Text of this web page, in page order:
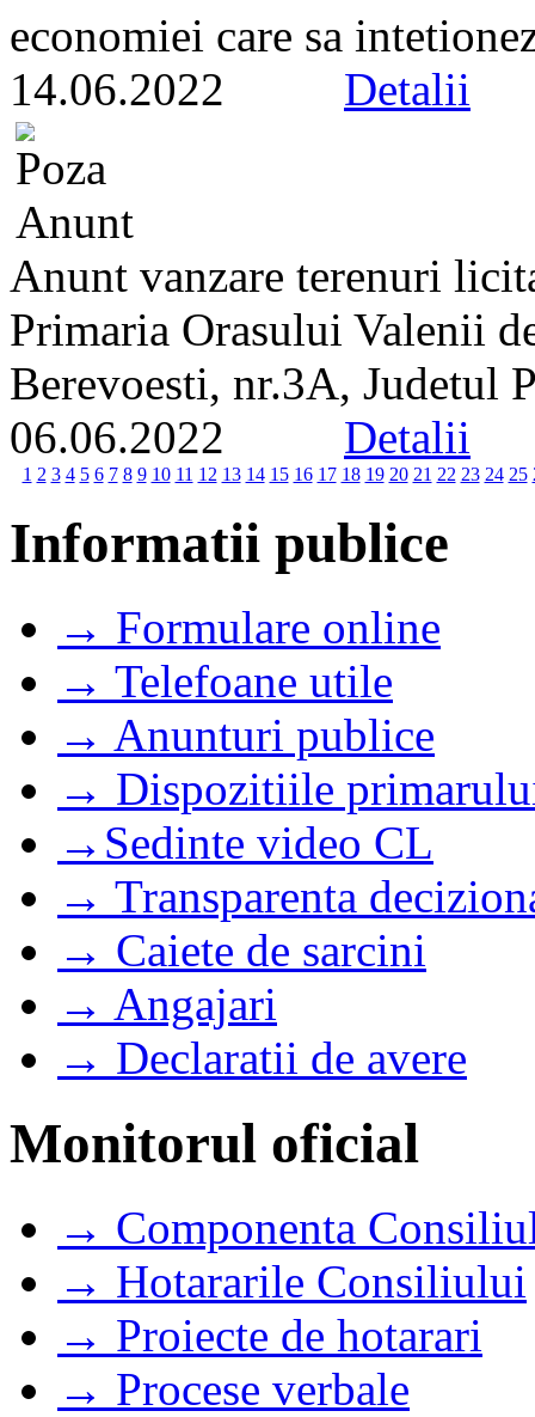
economiei care sa
14.06.2022 Detalii
Anunt vanzare terenuri
Primaria Orasului Valenii
Berevoesti, nr.3A, Judetul
06.06.2022 Detalii
1 2 3 4 5 6 7 8 9 10 11 12 13 14 15 16 17 18 19 20 21 22 23 24 25
Informatii publice
→ Formulare online
→ Telefoane utile
→ Anunturi publice
→ Dispozitiile
→Sedinte video CL
→ Transparenta
→ Caiete de sarcini
→ Angajari
→ Declaratii de avere
Monitorul oficial
→ Componenta
→ Hotararile Consiliului
→ Proiecte de hotarari
→ Procese verbale